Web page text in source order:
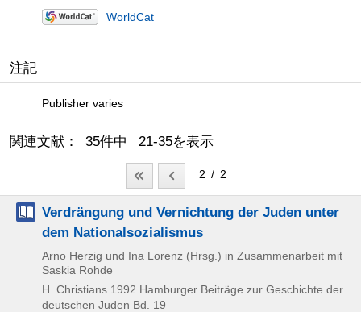
WorldCat
注記
Publisher varies
関連文献： 35件中 21-35を表示
2 / 2
Verdrängung und Vernichtung der Juden unter
dem Nationalsozialismus
Arno Herzig und Ina Lorenz (Hrsg.) in Zusammenarbeit mit
Saskia Rohde
H. Christians 1992 Hamburger Beiträge zur Geschichte der
deutschen Juden Bd. 19